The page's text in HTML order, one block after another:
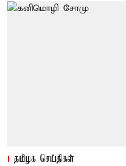
தமிழக செய்திகள்